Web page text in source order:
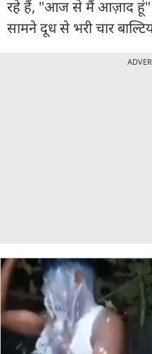
रहे हैं, "आज से मैं आज़ाद हूं"
सामने दूध से भरी चार